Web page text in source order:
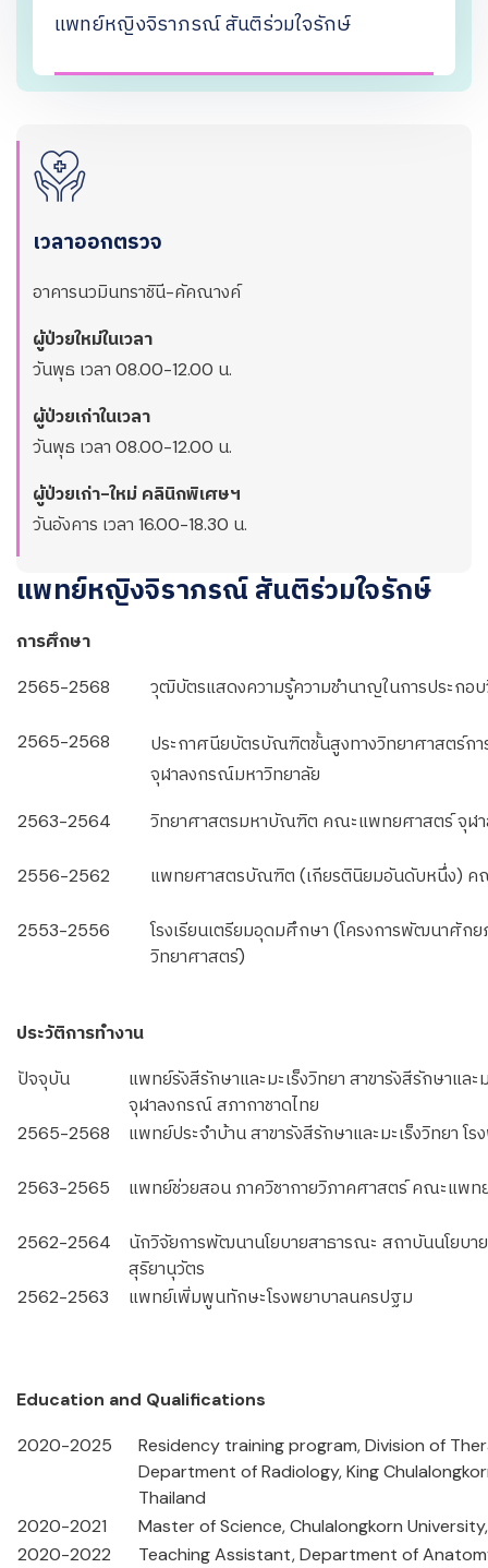
แพทย์หญิงจิราภรณ์ สันติร่วมใจรักษ์
เวลาออกตรวจ
อาคารนวมินทราชินี-คัคณางค์
ผู้ป่วยใหม่ในเวลา
วันพุธ เวลา 08.00-12.00 น.
ผู้ป่วยเก่าในเวลา
วันพุธ เวลา 08.00-12.00 น.
ผู้ป่วยเก่า-ใหม่ คลินิกพิเศษฯ
วันอังคาร เวลา 16.00-18.30 น.
แพทย์หญิงจิราภรณ์ สันติร่วมใจรักษ์
การศึกษา
2565-2568
วุฒิบัตรแสดงความรู้ความชำนาญในการประกอบ
2565-2568
ประกาศนียบัตรบัณฑิตชั้นสูงทางวิทยาศาสตร์ก
จุฬาลงกรณ์มหาวิทยาลัย
2563-2564 วิทยาศาสตรมหาบัณฑิต คณะแพทยศาสตร์ จุฬ
2556-2562 แพทยศาสตรบัณฑิต (เกียรตินิยมอันดับหนึ่ง) ค
2553-2556
โรงเรียนเตรียมอุดมศึกษา (โครงการพัฒนาศัก
วิทยาศาสตร์)
ประวัติการทำงาน
ปัจจุบัน
แพทย์รังสีรักษาและมะเร็งวิทยา สาขารังสีรักษาและ
จุฬาลงกรณ์ สภากาชาดไทย
2565-2568
แพทย์ประจำบ้าน สาขารังสีรักษาและมะเร็งวิทยา โ
2563-2565 แพทย์ช่วยสอน ภาควิชากายวิภาคศาสตร์ คณะแพ
2562-2564
นักวิจัยการพัฒนานโยบายสาธารณะ สถาบันนโยบ
สุริยานุวัตร
2562-2563
แพทย์เพิ่มพูนทักษะโรงพยาบาลนครปฐม
Education and Qualifications
2020-2025
Residency training program, Division of
Department of Radiology, King
Thailand
2020-2021
Master of Science, Chulalongkorn
2020-2022
Teaching Assistant, Department of